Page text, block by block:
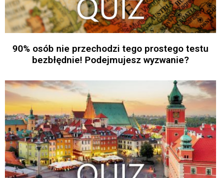
90% osób nie przechodzi tego prostego testu
bezbłędnie! Podejmujesz wyzwanie?